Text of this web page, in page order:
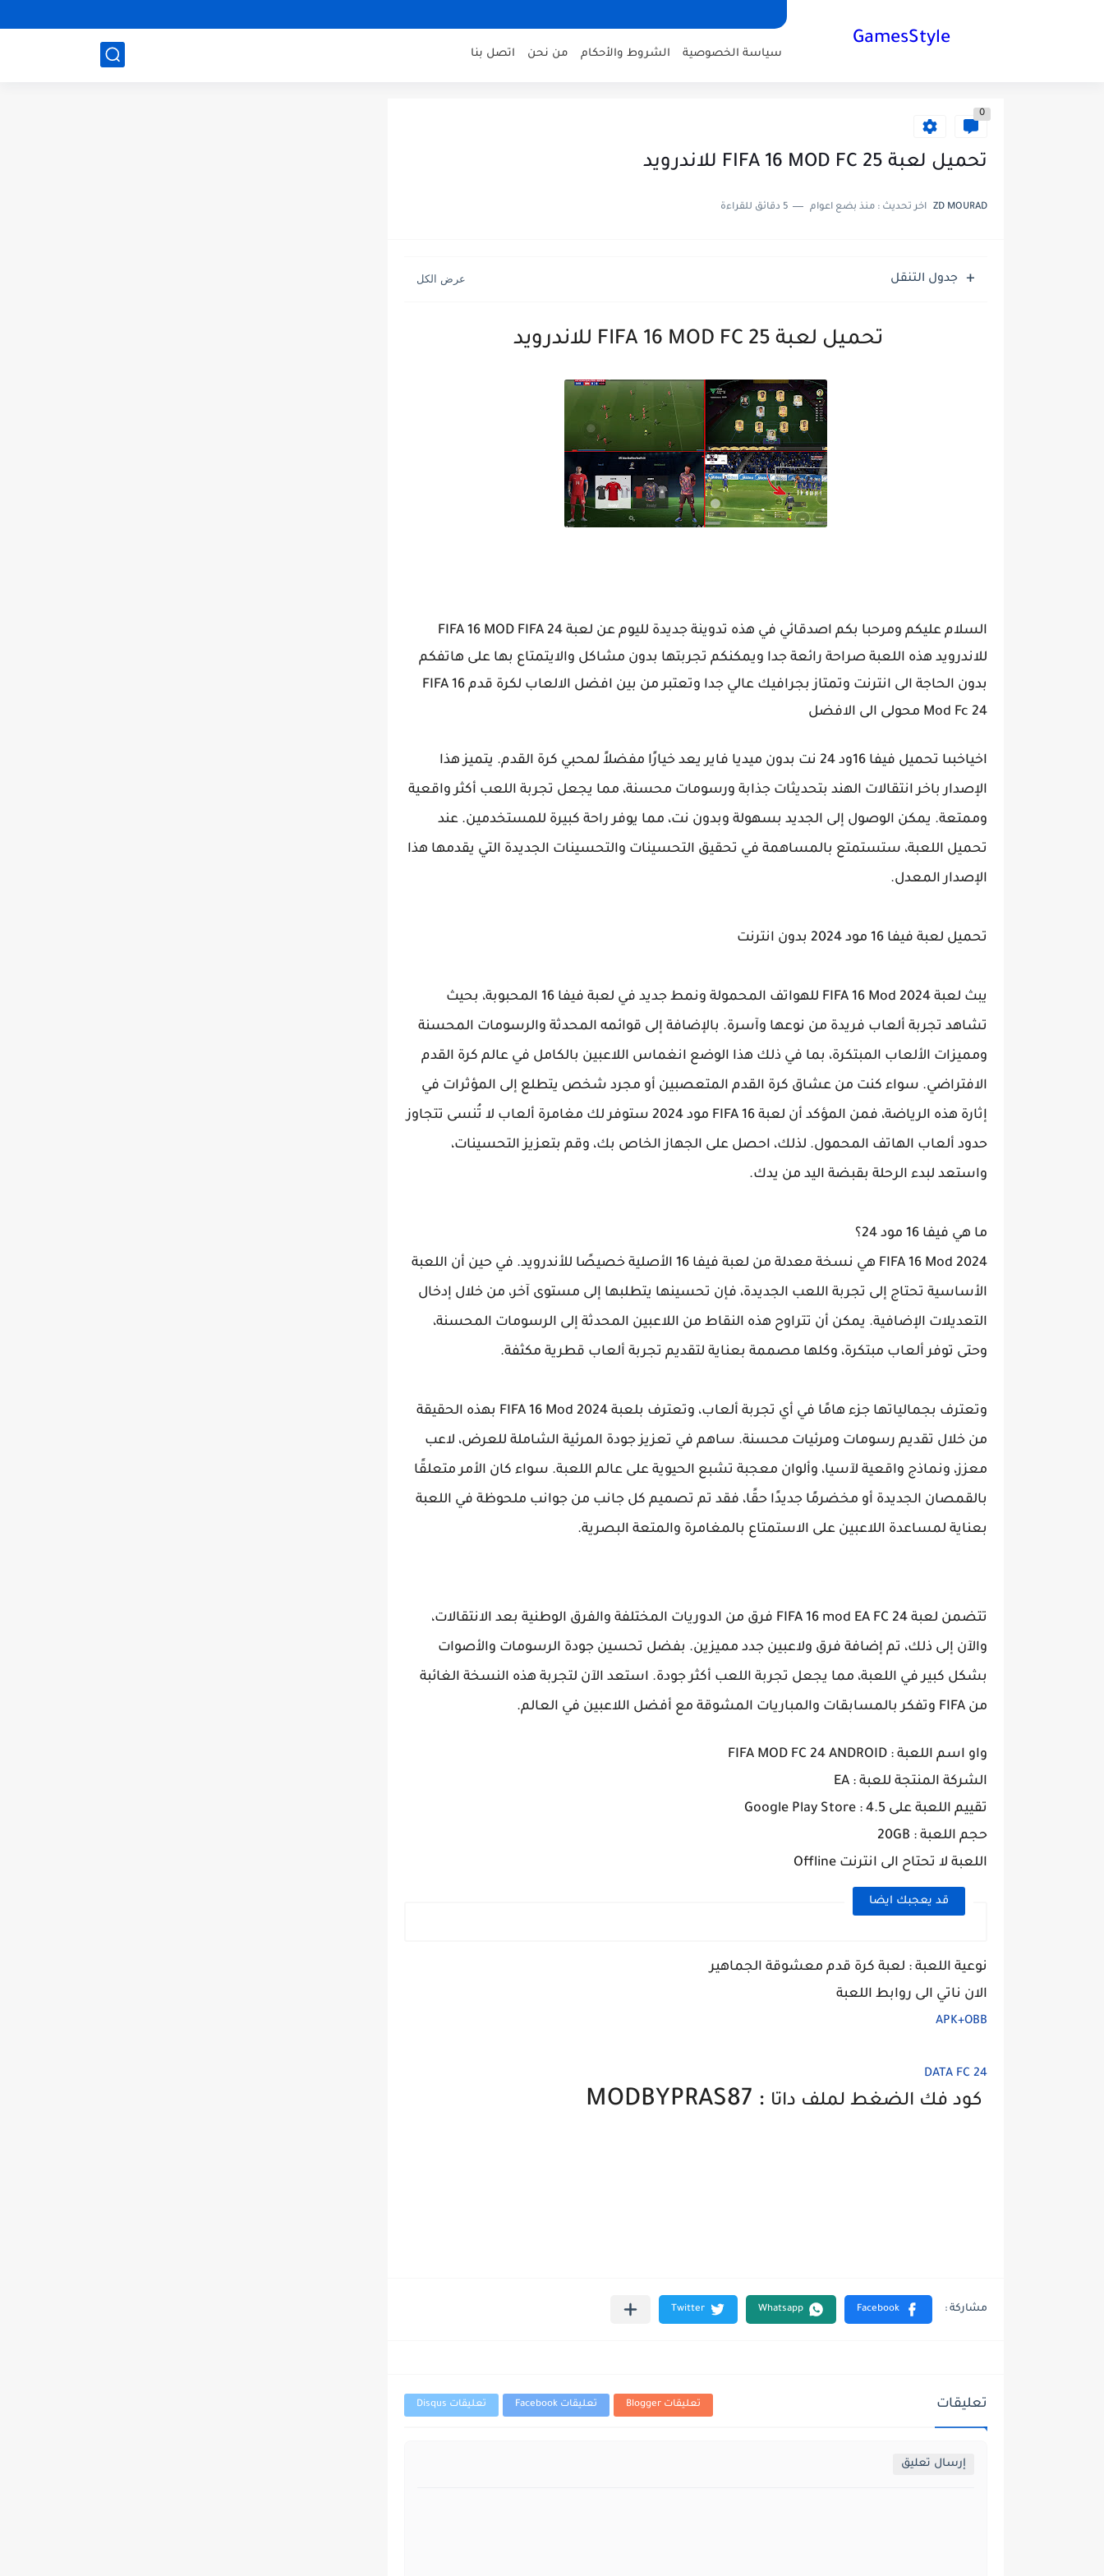
GamesStyle
سياسة الخصوصية الشروط والأحكام من نحن اتصل بنا
0
تحميل لعبة FIFA 16 MOD FC 25 للاندرويد
ZD MOURAD اخر تحديث : منذ بضع اعوام 5 دقائق للقراءة
جدول التنقل
تحميل لعبة FIFA 16 MOD FC 25 للاندرويد
السلام عليكم ومرحبا بكم اصدقائي في هذه تدوينة جديدة لليوم عن لعبة FIFA 16 MOD FIFA 24
للاندرويد هذه اللعبة صراحة رائعة جدا ويمكنكم تجربتها بدون مشاكل والايتمتاع بها على هاتفكم
بدون الحاجة الى انترنت وتمتاز بجرافيك عالي جدا وتعتبر من بين افضل الالعاب لكرة قدم FIFA 16
Mod Fc 24 محولى الى الافضل
اخي
اخبىا تحميل فيفا 16ود 24 نت بدون ميديا فاير يعد خيارًا مفضلاً لمحبي كرة القدم. يتميز هذا
الإصدار باخر انتقالات الهند بتحديثات جذابة ورسومات محسنة، مما يجعل تجربة اللعب أكثر واقعية
وممتعة. يمكن الوصول إلى الجديد بسهولة وبدون نت، مما يوفر راحة كبيرة للمستخدمين. عند
تحميل اللعبة، ستستمتع بالمساهمة في تحقيق التحسينات والتحسينات الجديدة التي يقدمها هذا
الإصدار المعدل.
تحميل لعبة فيفا 16 مود 2024 بدون انترنت
يبث لعبة FIFA 16 Mod 2024 للهواتف المحمولة ونمط جديد في لعبة فيفا 16 المحبوبة، بحيث
تشاهد تجربة ألعاب فريدة من نوعها وآسرة. بالإضافة إلى قوائمه المحدثة والرسومات المحسنة
ومميزات الألعاب المبتكرة، بما في ذلك هذا الوضع انغماس اللاعبين بالكامل في عالم كرة القدم
الافتراضي. سواء كنت من عشاق كرة القدم المتعصبين أو مجرد شخص يتطلع إلى المؤثرات في
إثارة هذه الرياضة، فمن المؤكد أن لعبة FIFA 16 مود 2024 ستوفر لك مغامرة ألعاب لا تُنسى تتجاوز
حدود ألعاب الهاتف المحمول. لذلك، احصل على الجهاز الخاص بك، وقم بتعزيز التحسينات،
واستعد لبدء الرحلة بقبضة اليد من يدك.
ما هي فيفا 16 مود 24؟
FIFA 16 Mod 2024 هي نسخة معدلة من لعبة فيفا 16 الأصلية خصيصًا للأندرويد. في حين أن اللعبة
الأساسية تحتاج إلى تجربة اللعب الجديدة، فإن تحسينها يتطلبها إلى مستوى آخر، من خلال إدخال
التعديلات الإضافية. يمكن أن تتراوح هذه النقاط من اللاعبين المحدثة إلى الرسومات المحسنة،
وحتى توفر ألعاب مبتكرة، وكلها مصممة بعناية لتقديم تجربة ألعاب قطرية مكثفة.
وتعترف بجمالياتها جزء هامًا في أي تجربة ألعاب، وتعترف بلعبة FIFA 16 Mod 2024 بهذه الحقيقة
من خلال تقديم رسومات ومرئيات محسنة. ساهم في تعزيز جودة المرئية الشاملة للعرض، لاعب
معزز، ونماذج واقعية لآسيا، وألوان معجبة تشبع الحيوية على عالم اللعبة. سواء كان الأمر متعلقًا
بالقمصان الجديدة أو مخضرمًا جديدًا حقًا، فقد تم تصميم كل جانب من جوانب ملحوظة في اللعبة
بعناية لمساعدة اللاعبين على الاستمتاع بالمغامرة والمتعة البصرية.
تتضمن لعبة FIFA 16 mod EA FC 24 فرق من الدوريات المختلفة والفرق الوطنية بعد الانتقالات،
والآن إلى ذلك، تم إضافة فرق ولاعبين جدد مميزين. بفضل تحسين جودة الرسومات والأصوات
بشكل كبير في اللعبة، مما يجعل تجربة اللعب أكثر جودة. استعد الآن لتجربة هذه النسخة الغائبة
من FIFA وتفكر بالمسابقات والمباريات المشوقة مع أفضل اللاعبين في العالم.
واو اسم اللعبة : FIFA MOD FC 24 ANDROID
الشركة المنتجة للعبة : EA
تقييم اللعبة على Google Play Store : 4.5
حجم اللعبة : 20GB
اللعبة لا تحتاح الى انترنت Offline
قد يعجبك ايضا
نوعية اللعبة : لعبة كرة قدم معشوقة الجماهير
الان ناتي الى روابط اللعبة
APK+OBB
DATA FC 24
كود فك الضغط لملف داتا :
MODBYPRAS87
تعليقات تعليقات Blogger تعليقات Facebook تعليقات Disqus
إرسال تعليق